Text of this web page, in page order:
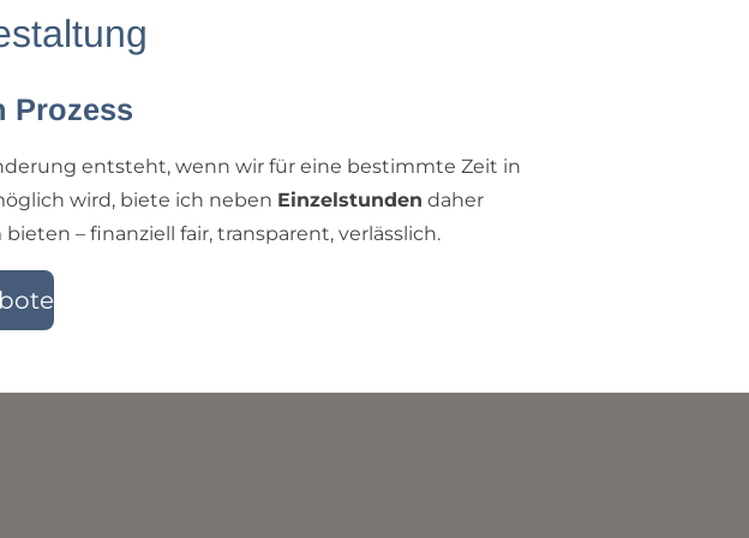
Prozess
entsteht, wenn wir für eine bestimmte Zeit in
wird, biete ich neben Einzelstunden daher
– finanziell fair, transparent, verlässlich.